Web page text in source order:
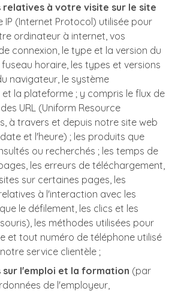
à votre visite sur le site
IP (Internet Protocol) utilisée pour
ordinateur à internet, vos
connexion, le type et la version du
horaire, les types et versions
navigateur, le système
la plateforme ; y compris le flux de
URL (Uniform Resource
à travers et depuis notre site web
et l'heure) ; les produits que
ou recherchés ; les temps de
les erreurs de téléchargement,
sur certaines pages, les
à l'interaction avec les
le défilement, les clics et les
les méthodes utilisées pour
et tout numéro de téléphone utilisé
service clientèle ;
l'emploi et la formation (par
de l'employeur,